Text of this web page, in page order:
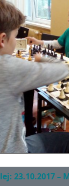
23.10.2017